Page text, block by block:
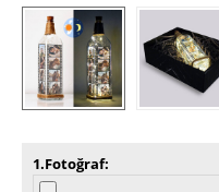
1.Fotoğraf